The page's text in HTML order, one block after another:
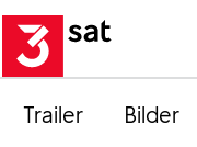
Trailer Bilder